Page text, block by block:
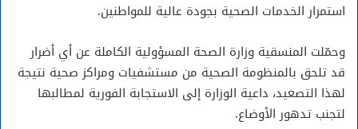
استمرار الخدمات الصحية بجودة عالية للمواطنين.
وحمّلت المنسقية وزارة الصحة المسؤولية الكاملة عن أي أضرار
قد تلحق بالمنظومة الصحية من مستشفيات ومراكز صحية نتيجة
لهذا التصعيد، داعية الوزارة إلى الاستجابة الفورية لمطالبها
لتجنب تدهور الأوضاع.